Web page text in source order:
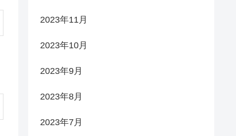
2023年11月
2023年10月
2023年9月
2023年8月
2023年7月